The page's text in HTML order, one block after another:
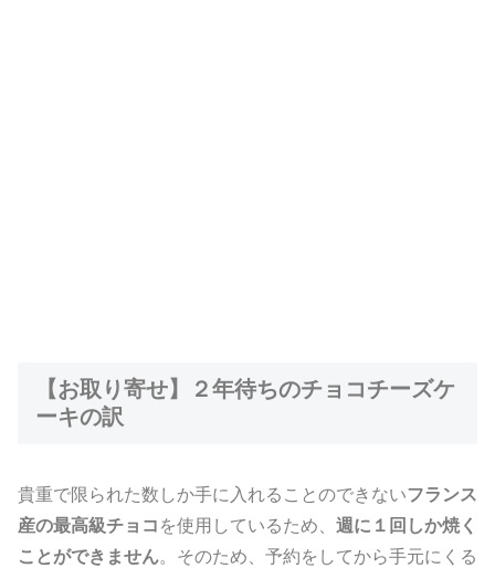
【お取り寄せ】２年待ちのチョコチーズケ
ーキの訳
貴重で限られた数しか手に入れることのできないフランス
産の最高級チョコ を使用しているため、 週に１回しか焼く
ことができません。そのため、予約をしてから手元にくる